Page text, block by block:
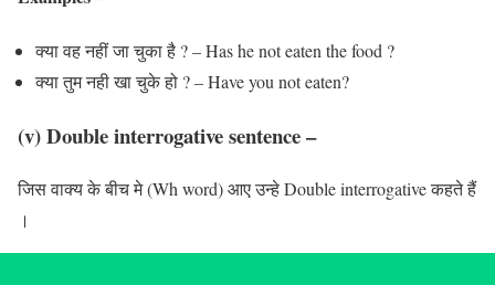
क्या वह नहीं जा चुका है ? – Has he not eaten the food ?
क्या तुम नही खा चुके हो ? – Have you not eaten?
(v) Double interrogative sentence–
जिस वाक्य के बीच मे (Wh word) आए उन्हे Double interrogative कहते हैं
।